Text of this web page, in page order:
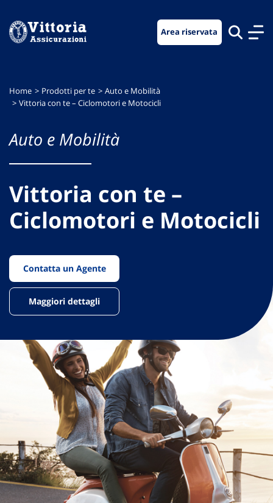
menu
contenuto
footer
Area riservata
Home Prodotti per te
Auto e Mobilità
Vittoria con te – Ciclomotori e Motocicli
Auto e Mobilità
Vittoria con te –
Ciclomotori e Motocicli
Contatta un Agente
Maggiori dettagli